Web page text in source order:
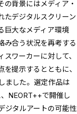
背景にはメディア・
たデジタルスクリーン
巨大なメディア環境
み合う状況を再考する
ワーカーに対して、
提示するとともに、
ました。選定作品は
NEORT++で開催し
ジタルアートの可能性